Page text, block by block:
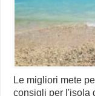
Le migliori mete
consigli per l'isola